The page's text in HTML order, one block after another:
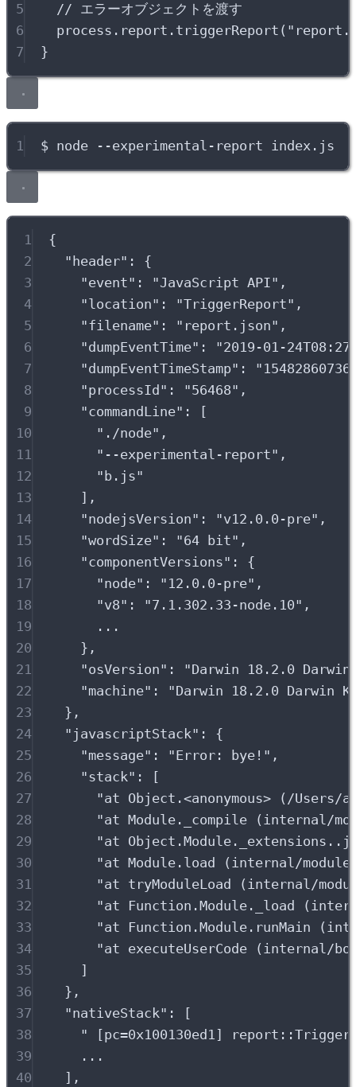
5
// エラーオブジェクトを渡す
6
process . report . triggerReport ( "
7
}
1 $ node --experimental-report index.js
1
{
2
" header" :
{
3
"event" : "JavaScript API" ,
4
"location" : "TriggerReport" ,
5
"filename" : " report.json" ,
6
"dumpEventTime" : "2019-01-
7
"dumpEventTimeStamp" : "
8
"processId " : "56468" ,
9
"commandLine" :
[
10
" ./node" ,
11
" --experimental-report" ,
12
" b.js"
13
],
14
"nodejsVersion" : "v12.0.0-pre" ,
15
"wordSize" : "64 bit" ,
16
"componentVersions" :
{
17
"node" : " 12.0.0-pre" ,
18
"v8" : "7.1.302.33-node.10" ,
19
...
20
},
21
"osVersion" : "Darwin 18.2.0 Darwin
22
"machine" : "Darwin 18.2.0 Darwin
23
},
24
" javascriptStack" :
{
25
"message" : "Error: bye! " ,
26
"stack" :
[
27
"at Object.<anonymous> (/Users/
28
"at Module._compile (internal/
29
"at
30
"at Module.load (internal/
31
"at tryModuleLoad (internal/
32
"at Function.Module._load
33
"at Function.Module.runMain
34
"at executeUserCode (internal/
35
]
36
},
37
"nativeStack" :
[
38
"
[pc=0x100130ed1]
39
...
40
],